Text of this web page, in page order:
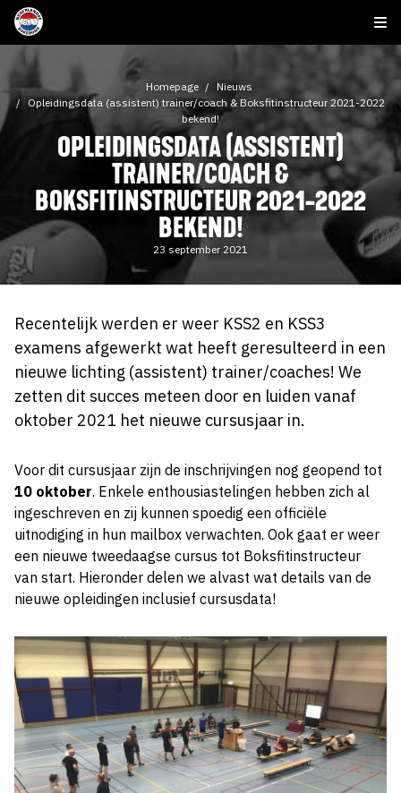
Homepage
Nieuws
Opleidingsdata (assistent) trainer/coach & Boksfitinstructeur 2021-2022
bekend!
OPLEIDINGSDATA (ASSISTENT)
TRAINER/COACH &
BOKSFITINSTRUCTEUR 2021-2022
BEKEND!
23 september 2021
Recentelijk werden er weer KSS2 en KSS3
examens afgewerkt wat heeft geresulteerd in een
nieuwe lichting (assistent) trainer/coaches! We
zetten dit succes meteen door en luiden vanaf
oktober 2021 het nieuwe cursusjaar in.
Voor dit cursusjaar zijn de inschrijvingen nog geopend tot
10 oktober. Enkele enthousiastelingen hebben zich al
ingeschreven en zij kunnen spoedig een officiële
uitnodiging in hun mailbox verwachten. Ook gaat er weer
een nieuwe tweedaagse cursus tot Boksfitinstructeur
van start. Hieronder delen we alvast wat details van de
nieuwe opleidingen inclusief cursusdata!